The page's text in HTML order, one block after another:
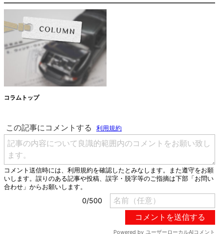
コラムトップ